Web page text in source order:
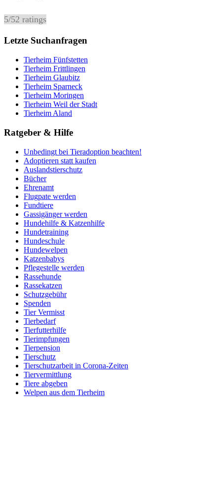
5/52 ratings
Letzte Suchanfragen
Tierheim Fünfstetten
Tierheim Frittlingen
Tierheim Glaubitz
Tierheim Sparneck
Tierheim Moringen
Tierheim Weil der Stadt
Tierheim Aland
Ratgeber & Hilfe
Unbedingt bei Tieradoption beachten!
Adoptieren statt kaufen
Auslandstierschutz
Bücher
Ehrenamt
Flugpate werden
Fundtiere
Gassigänger werden
Hundehilfe & Katzenhilfe
Hundetraining
Hundeschule
Hundewelpen
Katzenbabys
Pflegestelle werden
Rassehunde
Rassekatzen
Schutzgebühr
Spenden
Tier Vermisst
Tierbedarf
Tierfutterhilfe
Tierimpfungen
Tierpension
Tierschutz
Tierschutzarbeit in Corona-Zeiten
Tiervermittlung
Tiere abgeben
Welpen aus dem Tierheim